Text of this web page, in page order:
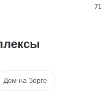
71
Дом на Зорге